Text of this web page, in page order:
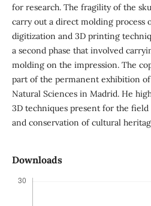
for research. The fragility of the
carry out a direct molding process
digitization and 3D printing
a second phase that involved
molding on the impression. The
part of the permanent exhibition
Natural Sciences in Madrid. He
3D techniques present for the
and conservation of cultural
Downloads